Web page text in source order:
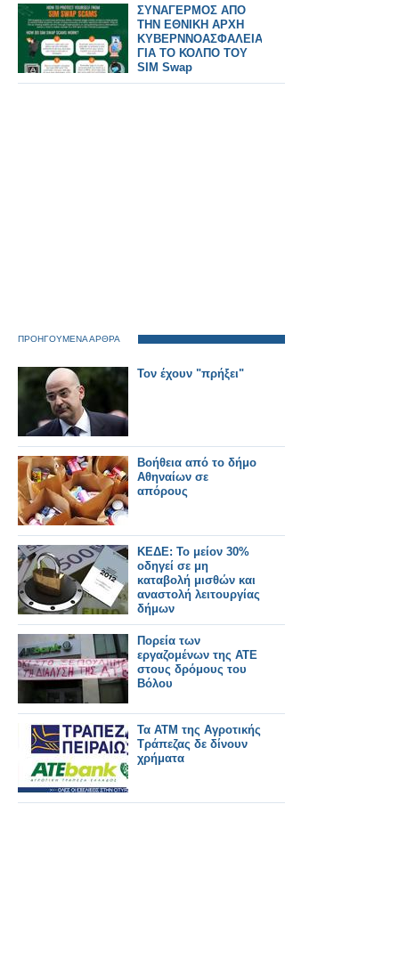
ΣΥΝΑΓΕΡΜΟΣ ΑΠΟ
ΤΗΝ ΕΘΝΙΚΗ ΑΡΧΗ
ΚΥΒΕΡΝΝΟΑΣΦΑΛΕΙΑΣ
ΓΙΑ ΤΟ ΚΟΛΠΟ ΤΟΥ
SIM Swap
ΠΡΟΗΓΟΥΜΕΝΑ ΑΡΘΡΑ
Τον έχουν "πρήξει"
Βοήθεια από το δήμο
Αθηναίων σε
απόρους
ΚΕΔΕ: Το μείον 30%
οδηγεί σε μη
καταβολή μισθών και
αναστολή λειτουργίας
δήμων
Πορεία των
εργαζομένων της ΑΤΕ
στους δρόμους του
Βόλου
Τα ATM της Αγροτικής
Τράπεζας δε δίνουν
χρήματα